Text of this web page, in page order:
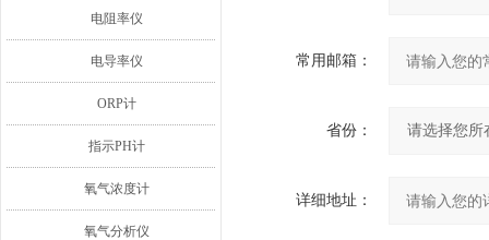
电阻率仪
电导率仪
ORP计
指示PH计
氧气浓度计
氧气分析仪
常用邮箱：
省份：
详细地址：